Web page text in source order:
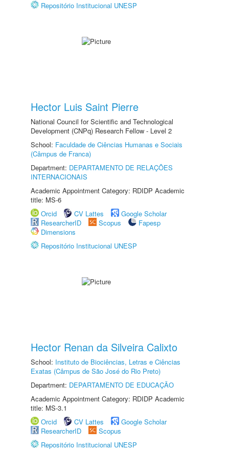
Repositório Institucional UNESP
Hector Luis Saint Pierre
National Council for Scientific and Technological
Development (CNPq) Research Fellow - Level 2
School: Faculdade de Ciências Humanas e Sociais
(Câmpus de Franca)
Department: DEPARTAMENTO DE RELAÇÕES
INTERNACIONAIS
Academic Appointment Category: RDIDP Academic
title: MS-6
Orcid
CV Lattes
Google Scholar
ResearcherID
Scopus
Fapesp
Dimensions
Repositório Institucional UNESP
Hector Renan da Silveira Calixto
School: Instituto de Biociências, Letras e Ciências
Exatas (Câmpus de São José do Rio Preto)
Department: DEPARTAMENTO DE EDUCAÇÃO
Academic Appointment Category: RDIDP Academic
title: MS-3.1
Orcid
CV Lattes
Google Scholar
ResearcherID
Scopus
Repositório Institucional UNESP